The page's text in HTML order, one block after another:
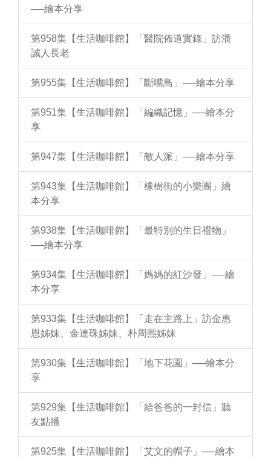
──繪本分享
第958集【生活咖啡館】「醫院佈道實錄」訪潘
誠人長老
第955集【生活咖啡館】「斷嘴鳥」──繪本分享
第951集【生活咖啡館】「編織記憶」──繪本分
享
第947集【生活咖啡館】「敵人派」──繪本分享
第943集【生活咖啡館】「橡樹街的小樂團」繪
本分享
第938集【生活咖啡館】「最特別的生日禮物」
──繪本分享
第934集【生活咖啡館】「媽媽的紅沙發」──繪
本分享
第933集【生活咖啡館】「走在主路上」訪金惠
恩姊妹、金連珠姊妹、朴周熙姊妹
第930集【生活咖啡館】「地下花園」──繪本分
享
第929集【生活咖啡館】「給爸爸的一封信」聽
友點播
第925集【生活咖啡館】「艾文的帽子」──繪本